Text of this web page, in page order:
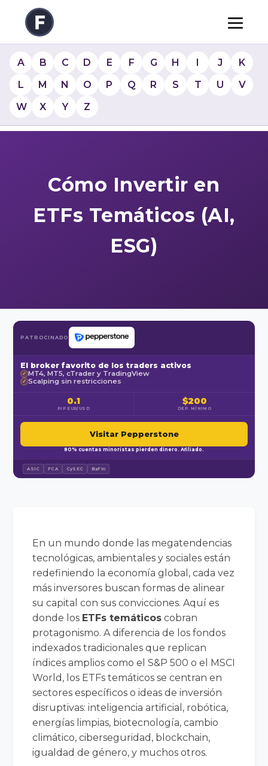
A B C D E F G H I J
K
L
M N O P Q R S T U
V
W
X Y Z
Cómo Invertir en
ETFs Temáticos (AI,
ESG)
PATROCINADO
El broker favorito de los traders activos
✓ MT4, MT5, cTrader y TradingView
✓ Scalping sin restricciones
0.1
PIP EUR/USD
$200
DEP. MÍNIMO
Visitar Pepperstone
80% cuentas minoristas pierden dinero. Afiliado.
ASIC FCA CySEC BaFin
En un mundo donde las megatendencias
tecnológicas, ambientales y sociales están
redefiniendo la economía global, cada vez
más inversores buscan formas de alinear
su capital con sus convicciones. Aquí es
donde los ETFs temáticos cobran
protagonismo. A diferencia de los fondos
indexados tradicionales que replican
índices amplios como el S&P 500 o el MSCI
World, los ETFs temáticos se centran en
sectores específicos o ideas de inversión
disruptivas: inteligencia artificial, robótica,
energías limpias, biotecnología, cambio
climático, ciberseguridad, blockchain,
igualdad de género, y muchos otros.